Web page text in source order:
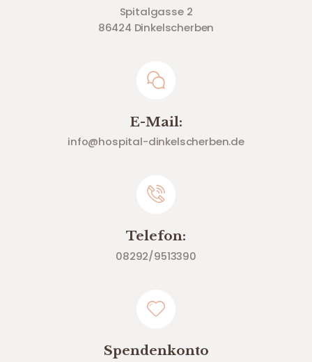
Spitalgasse 2
86424 Dinkelscherben
E-Mail:
info@hospital-dinkelscherben.de
Telefon:
08292/9513390
Spendenkonto